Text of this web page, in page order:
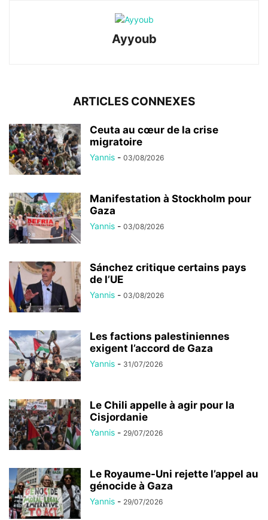
Ayyoub
ARTICLES CONNEXES
Ceuta au cœur de la crise
migratoire
Yannis - 03/08/2026
Manifestation à Stockholm pour
Gaza
Yannis - 03/08/2026
Sánchez critique certains pays
de l’UE
Yannis - 03/08/2026
Les factions palestiniennes
exigent l’accord de Gaza
Yannis - 31/07/2026
Le Chili appelle à agir pour la
Cisjordanie
Yannis - 29/07/2026
Le Royaume-Uni rejette l’appel au
génocide à Gaza
Yannis - 29/07/2026